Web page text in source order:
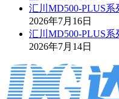
汇川MD500-PLUS
2026年7月16日
汇川MD500-PLUS
2026年7月14日